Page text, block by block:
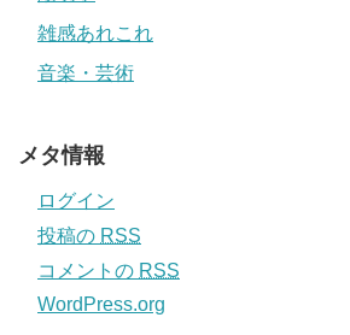
雑感あれこれ
音楽・芸術
メタ情報
ログイン
投稿の RSS
コメントの RSS
WordPress.org